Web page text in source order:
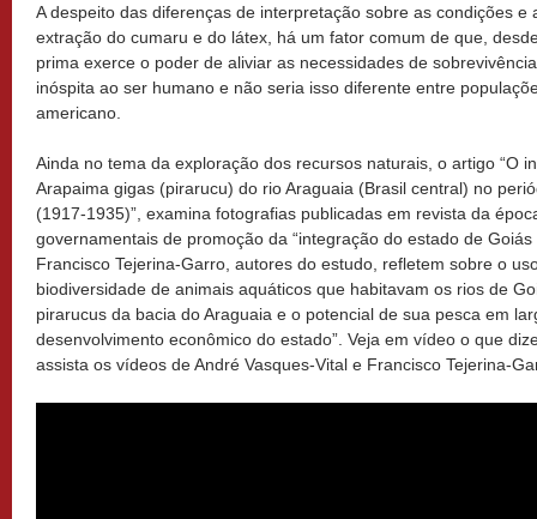
A despeito das diferenças de interpretação sobre as condições e
extração do cumaru e do látex, há um fator comum de que,
prima exerce o poder de aliviar as necessidades de
inóspita ao ser humano e não seria isso diferente entre
americano.
Ainda no tema da exploração dos recursos naturais, o artigo “O
Arapaima gigas (pirarucu) do rio Araguaia (Brasil central) no
(1917-1935)”, examina fotografias publicadas em revista da
governamentais de promoção da “integração do estado de Goiás
Francisco Tejerina-Garro, autores do estudo, refletem sobre o
biodiversidade de animais aquáticos que habitavam os rios de
pirarucus da bacia do Araguaia e o potencial de sua pesca em
desenvolvimento econômico do estado”. Veja em vídeo o que
assista os vídeos de André Vasques-Vital e Francisco Tejerina-